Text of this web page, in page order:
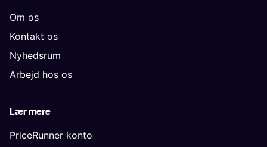
Om os
Kontakt os
Nyhedsrum
Arbejd hos os
Lær mere
PriceRunner konto